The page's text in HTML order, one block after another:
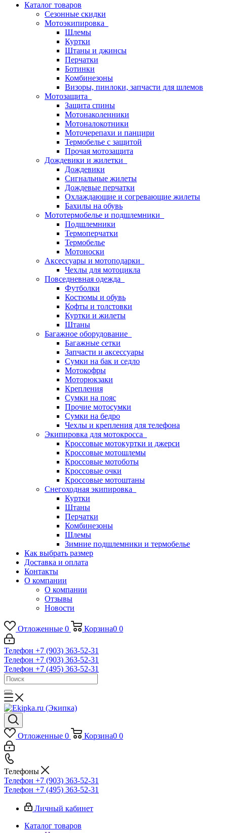
Каталог товаров
Сезонные скидки
Мотоэкипировка
Шлемы
Куртки
Штаны и джинсы
Перчатки
Ботинки
Комбинезоны
Визоры, пинлоки, запчасти для шлемов
Мотозащита
Защита спины
Мотонаколенники
Мотоналокотники
Моточерепахи и панцири
Термобелье с защитой
Прочая мотозащита
Дождевики и жилетки
Дождевики
Сигнальные жилеты
Дождевые перчатки
Охлаждающие и согревающие жилеты
Бахилы на обувь
Мототермобелье и подшлемники
Подшлемники
Термоперчатки
Термобелье
Мотоноски
Аксессуары и мотоподарки
Чехлы для мотоцикла
Повседневная одежда
Футболки
Костюмы и обувь
Кофты и толстовки
Куртки и жилеты
Штаны
Багажное оборудование
Багажные сетки
Запчасти и аксессуары
Сумки на бак и седло
Мотокофры
Моторюкзаки
Крепления
Сумки на пояс
Прочие мотосумки
Сумки на бедро
Чехлы и крепления для телефона
Экипировка для мотокросса
Кроссовые мотокуртки и джерси
Кроссовые мотошлемы
Кроссовые мотоботы
Кроссовые очки
Кроссовые мотоштаны
Снегоходная экипировка
Куртки
Штаны
Перчатки
Комбинезоны
Шлемы
Зимние подшлемники и термобелье
Как выбрать размер
Доставка и оплата
Контакты
О компании
О компании
Отзывы
Новости
Отложенные 0 Корзина0 0
Телефон +7 (903) 363-52-31
Телефон +7 (903) 363-52-31
Телефон +7 (495) 363-52-31
Отложенные 0 Корзина0 0
Телефоны
Телефон +7 (903) 363-52-31
Телефон +7 (495) 363-52-31
Личный кабинет
Каталог товаров